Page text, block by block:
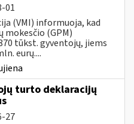
01
(VMI) informuoja, kad
mokesčio (GPM)
tūkst. gyventojų, jiems
eurų....
turto deklaracijų
27